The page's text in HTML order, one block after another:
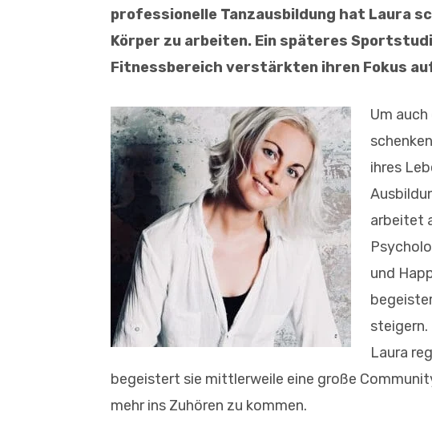
professionelle Tanzausbildung hat Laura
Körper zu arbeiten. Ein späteres
Fitnessbereich verstärkten ihren Fokus
Um
ihres
arbeitet
und
steigern.
Laura
begeistert sie mittlerweile eine große
mehr ins Zuhören zu kommen.